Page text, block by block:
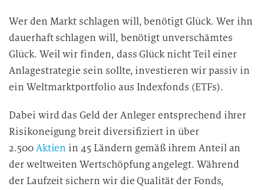
Wer den Markt schlagen will, benötigt Glück. Wer ihn
dauerhaft schlagen will, benötigt unverschämtes
Glück. Weil wir finden, dass Glück nicht Teil einer
Anlagestrategie sein sollte, investieren wir passiv in
ein Weltmarktportfolio aus Indexfonds (ETFs).
Dabei wird das Geld der Anleger entsprechend ihrer
Risikoneigung breit diversifiziert in über
2.500Aktien in 45 Ländern gemäß ihrem Anteil an
der weltweiten Wertschöpfung angelegt. Während
der Laufzeit sichern wir die Qualität der Fonds,